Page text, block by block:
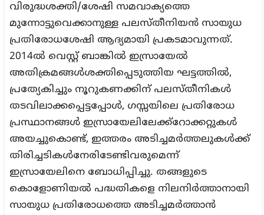
വിരുദ്ധശക്തി/ശേഷി സമവാക്യത്തെ
മുന്നോട്ടുവെക്കാനുള്ള പലസ്തീനിയന്‍ സായുധ
പ്രതിരോധശേഷി ആദ്യമായി പ്രകടമാവുന്നത്.
2014ല്‍ വെസ്റ്റ് ബാങ്കില്‍ ഇസ്രായേല്‍
അതിക്രമങ്ങള്‍ശക്തിപ്പെടുത്തിയ ഘട്ടത്തില്‍,
പ്രത്യേകിച്ചും നൂറുകണക്കിന് പലസ്തീനികള്‍
തടവിലാക്കപ്പെട്ടപ്പോൾ, ഗസ്സയിലെ പ്രതിരോധ
പ്രസ്ഥാനങ്ങള്‍ ഇസ്രായേലിലേക്ക്റോക്കറ്റുകള്‍
അയച്ചുകൊണ്ട്, ഇത്തരം അടിച്ചമര്‍ത്തലുകള്‍ക്ക്
തിരിച്ചടികള്‍നേരിടേണ്ടിവരുമെന്ന്
ഇസ്രായേലിനെ ബോധിപ്പിച്ചു. തങ്ങളുടെ
കൊളോണിയല്‍ പദ്ധതികളെ നിലനിര്‍ത്താനായി
സായുധ പ്രതിരോധത്തെ അടിച്ചമര്‍ത്താന്‍